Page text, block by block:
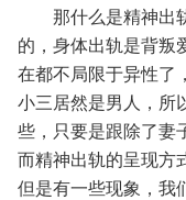
那什么是精神出轨
的，身体出轨是背叛
在都不局限于异性了
小三居然是男人，所
些，只要是跟除了妻
而精神出轨的呈现方
但是有一些现象，我